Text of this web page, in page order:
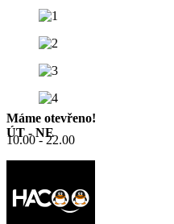
Máme otevřeno!
ÚT - NE
10.00 - 22.00